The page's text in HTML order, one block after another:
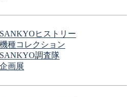
ヒストリー
種コレクション
調査隊
画展